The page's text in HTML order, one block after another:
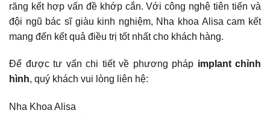
răng kết hợp vấn đề khớp cắn. Với công nghệ tiên tiến và
đội ngũ bác sĩ giàu kinh nghiệm, Nha khoa Alisa cam kết
mang đến kết quả điều trị tốt nhất cho khách hàng.
Để được tư vấn chi tiết về phương pháp implant chỉnh
hình, quý khách vui lòng liên hệ:
Nha Khoa Alisa